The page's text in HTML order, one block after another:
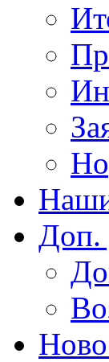
Доп.